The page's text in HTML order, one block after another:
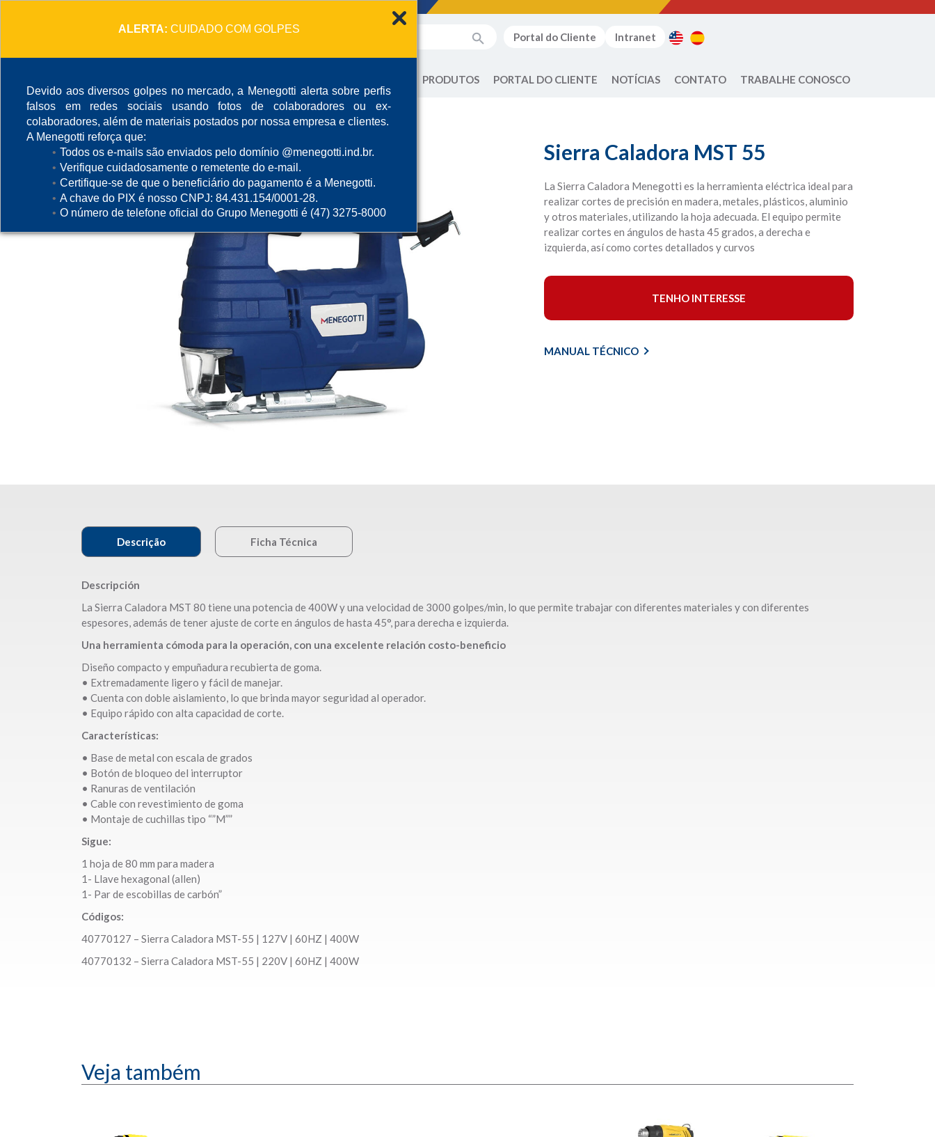
ALERTA: CUIDADO COM GOLPES
Devido aos diversos golpes no mercado, a Menegotti alerta sobre perfis
falsos em redes sociais usando fotos de colaboradores ou ex-
colaboradores, além de materiais postados por nossa empresa e clientes.
A Menegotti reforça que:
Todos os e-mails são enviados pelo domínio @menegotti.ind.br.
Verifique cuidadosamente o remetente do e-mail.
Certifique-se de que o beneficiário do pagamento é a Menegotti.
A chave do PIX é nosso CNPJ: 84.431.154/0001-28.
O número de telefone oficial do Grupo Menegotti é (47) 3275-8000
Portal do Cliente Intranet
PRODUTOS PORTAL DO CLIENTE NOTÍCIAS CONTATO TRABALHE CONOSCO
Sierra Caladora MST 55
La Sierra Caladora Menegotti es la herramienta eléctrica ideal para
realizar cortes de precisión en madera, metales, plásticos, aluminio
y otros materiales, utilizando la hoja adecuada. El equipo permite
realizar cortes en ángulos de hasta 45 grados, a derecha e
izquierda, así como cortes detallados y curvos
TENHO INTERESSE
MANUAL TÉCNICO
Descrição Ficha Técnica
Descripción
La Sierra Caladora MST 80 tiene una potencia de 400W y una velocidad de 3000 golpes/min, lo que permite trabajar con diferentes materiales y con diferentes
espesores, además de tener ajuste de corte en ángulos de hasta 45°, para derecha e izquierda.
Una herramienta cómoda para la operación, con una excelente relación costo-beneficio
Diseño compacto y empuñadura recubierta de goma.
• Extremadamente ligero y fácil de manejar.
• Cuenta con doble aislamiento, lo que brinda mayor seguridad al operador.
• Equipo rápido con alta capacidad de corte.
Características:
• Base de metal con escala de grados
• Botón de bloqueo del interruptor
• Ranuras de ventilación
• Cable con revestimiento de goma
• Montaje de cuchillas tipo “”M””
Sigue:
1 hoja de 80 mm para madera
1- Llave hexagonal (allen)
1- Par de escobillas de carbón”
Códigos:
40770127 – Sierra Caladora MST-55 | 127V | 60HZ | 400W
40770132 – Sierra Caladora MST-55 | 220V | 60HZ | 400W
Veja também